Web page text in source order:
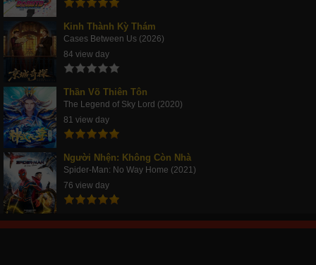
Kinh Thành Kỳ Thám
Cases Between Us (2026)
84 view day
Thần Võ Thiên Tôn
The Legend of Sky Lord (2020)
81 view day
Người Nhện: Không Còn Nhà
Spider-Man: No Way Home (2021)
76 view day